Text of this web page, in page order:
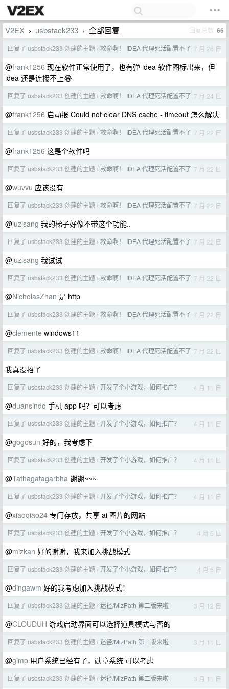
V2EX › usbstack233 › 全部回复 回复总数 66
回复了 usbstack233 创建的主题 › 救命啊！ IDEA 代理死活配置不了 7 月 26 日
@frank1256 现在软件正常使用了，也有弹 idea 软件图标出来，但
idea 还是连接不上😂
回复了 usbstack233 创建的主题 › 救命啊！ IDEA 代理死活配置不了 7 月 24 日
@frank1256 启动报 Could not clear DNS cache - timeout 怎么解决
回复了 usbstack233 创建的主题 › 救命啊！ IDEA 代理死活配置不了 7 月 22 日
@frank1256 这是个软件吗
回复了 usbstack233 创建的主题 › 救命啊！ IDEA 代理死活配置不了 7 月 22 日
@wuvvu 应该没有
回复了 usbstack233 创建的主题 › 救命啊！ IDEA 代理死活配置不了 7 月 22 日
@juzisang 我的梯子好像不带这个功能..
回复了 usbstack233 创建的主题 › 救命啊！ IDEA 代理死活配置不了 7 月 22 日
@juzisang 我试试
回复了 usbstack233 创建的主题 › 救命啊！ IDEA 代理死活配置不了 7 月 22 日
@NicholasZhan 是 http
回复了 usbstack233 创建的主题 › 救命啊！ IDEA 代理死活配置不了 7 月 22 日
@clemente windows11
回复了 usbstack233 创建的主题 › 救命啊！ IDEA 代理死活配置不了 7 月 22 日
我真没招了
回复了 usbstack233 创建的主题 › 开发了个小游戏，如何推广？ 4 月 11 日
@duansindo 手机 app 吗？可以考虑
回复了 usbstack233 创建的主题 › 开发了个小游戏，如何推广？ 4 月 11 日
@gogosun 好的，我考虑下
回复了 usbstack233 创建的主题 › 开发了个小游戏，如何推广？ 4 月 11 日
@Tathagatagarbha 谢谢~~~
回复了 usbstack233 创建的主题 › 开发了个小游戏，如何推广？ 4 月 11 日
@xiaoqiao24 专门存放，共享 ai 图片的网站
回复了 usbstack233 创建的主题 › 开发了个小游戏，如何推广？ 4 月 5 日
@mizkan 好的谢谢，我来加入挑战模式
回复了 usbstack233 创建的主题 › 开发了个小游戏，如何推广？ 4 月 5 日
@dingawm 好的我考虑加入挑战模式！
回复了 usbstack233 创建的主题 › 迷径/MizPath 第二版来啦 3 月 12 日
@CLOUDUH 游戏启动界面可以选择道具模式与否的
回复了 usbstack233 创建的主题 › 迷径/MizPath 第二版来啦 3 月 11 日
@gimp 用户系统已经有了，勋章系统 可以考虑
回复了 usbstack233 创建的主题 › 迷径/MizPath 第二版来啦 3 月 11 日